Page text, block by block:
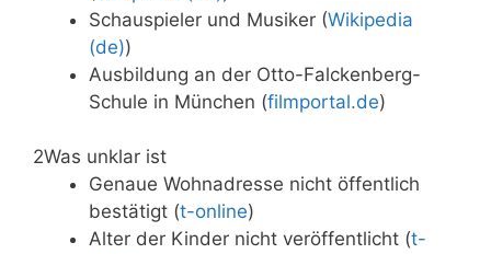
Schauspieler und Musiker (Wikipedia
(de))
Ausbildung an der Otto-Falckenberg-
Schule in München (filmportal.de)
2Was unklar ist
Genaue Wohnadresse nicht öffentlich
bestätigt (t-online)
Alter der Kinder nicht veröffentlicht (t-